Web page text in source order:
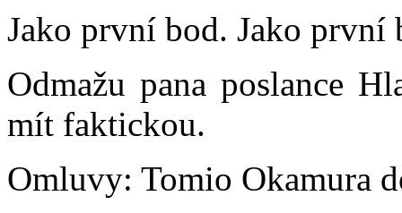
Jako první bod. Jako první
Odmažu pana poslance
mít faktickou.
Omluvy: Tomio Okamura